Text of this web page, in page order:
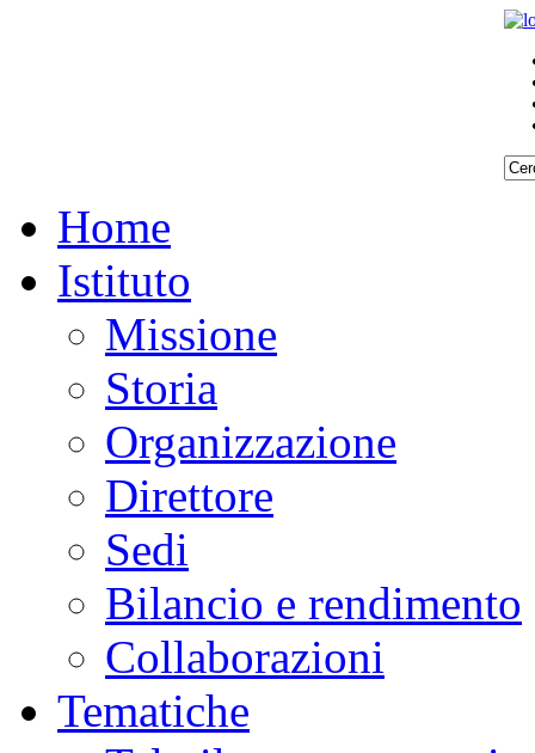
Home
Istituto
Missione
Storia
Organizzazione
Direttore
Sedi
Bilancio e rendimento
Collaborazioni
Tematiche